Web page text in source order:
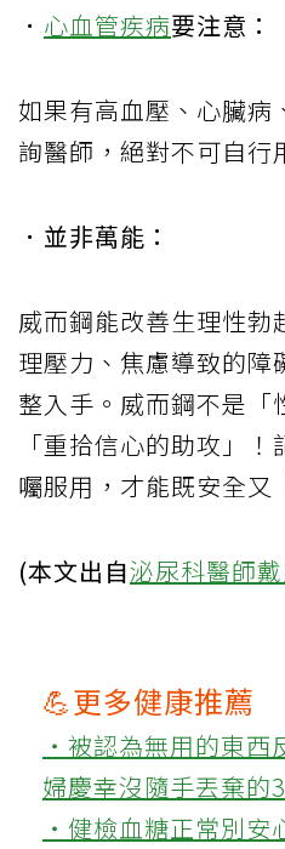
． 心血管疾病要注意：
如果有高血壓、心臟病
詢醫師，絕對不可自行
．並非萬能：
威而鋼能改善生理性勃
理壓力、焦慮導致的障
整入手。威而鋼不是「
「重拾信心的助攻」
囑服用，才能既安全又
(本文出自泌尿科醫師
💪更多健康推薦
‧被認為無用的東西
婦慶幸沒隨手丟棄的
‧健檢血糖正常別安